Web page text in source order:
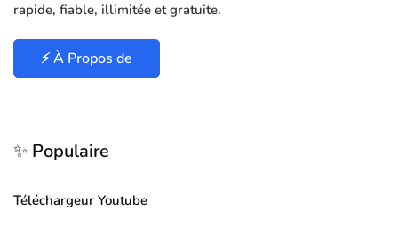
rapide, fiable, illimitée et gratuite.
⚡ À Propos de
✨ Populaire
Téléchargeur Youtube